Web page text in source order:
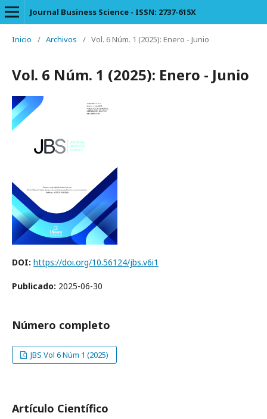
Journal Business Science - ISSN: 2737-615X
Inicio / Archivos / Vol. 6 Núm. 1 (2025): Enero - Junio
Vol. 6 Núm. 1 (2025): Enero - Junio
DOI: https://doi.org/10.56124/jbs.v6i1
Publicado: 2025-06-30
Número completo
JBS Vol 6 Núm 1 (2025)
Artículo Científico